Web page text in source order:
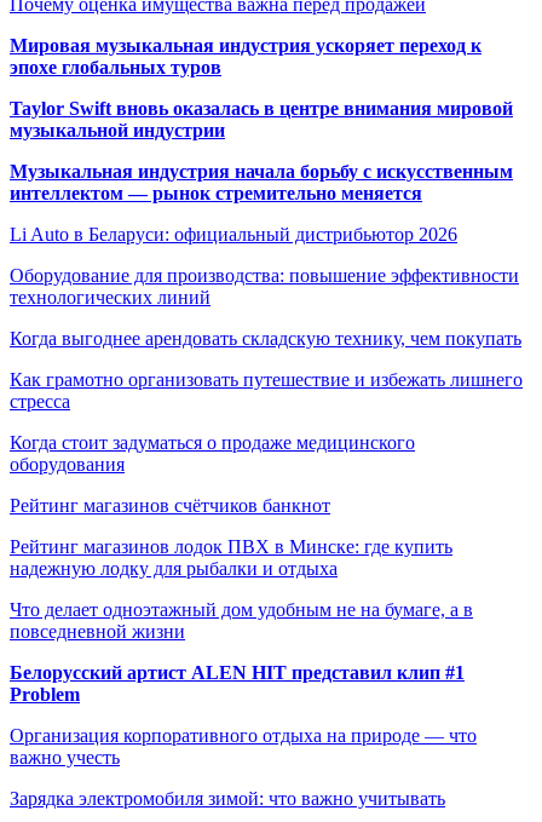
Мировая музыкальная индустрия ускоряет переход к
эпохе глобальных туров
Taylor Swift вновь оказалась в центре внимания мировой
музыкальной индустрии
Музыкальная индустрия начала борьбу с искусственным
интеллектом — рынок стремительно меняется
Li Auto в Беларуси: официальный дистрибьютор 2026
Оборудование для производства: повышение эффективности
технологических линий
Когда выгоднее арендовать складскую технику, чем покупать
Как грамотно организовать путешествие и избежать лишнего
стресса
Когда стоит задуматься о продаже медицинского
оборудования
Рейтинг магазинов счётчиков банкнот
Рейтинг магазинов лодок ПВХ в Минске: где купить
надежную лодку для рыбалки и отдыха
Что делает одноэтажный дом удобным не на бумаге, а в
повседневной жизни
Белорусский артист ALEN HIT представил клип #1
Problem
Организация корпоративного отдыха на природе — что
важно учесть
Зарядка электромобиля зимой: что важно учитывать